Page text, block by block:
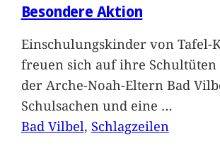
Besondere Aktion
Einschulungskinder von Tafel-
freuen sich auf ihre Schultüten
der Arche-Noah-Eltern Bad
Schulsachen und eine …
Bad Vilbel, Schlagzeilen